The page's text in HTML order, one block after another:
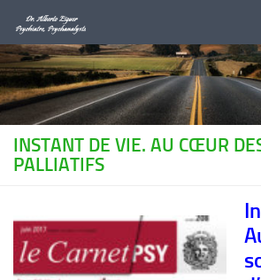
Au dessous du contenu
INSTANT DE VIE. AU CŒUR
PALLIATIFS